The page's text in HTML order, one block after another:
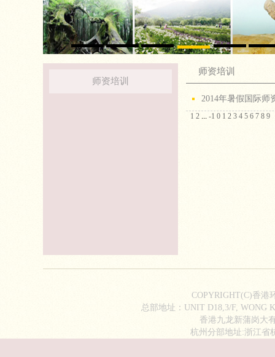
师资培训
师资培训
2014年暑假国际师
1 2 ... -1 0 1 2 3 4 5 6 7 8 9
COPYRIGHT(C)香港
总部地址：UNIT D18,3/F, WONG
香港九龙新蒲岗大
杭州分部地址:浙江省